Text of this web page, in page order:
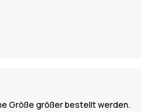
Größe größer bestellt werden.